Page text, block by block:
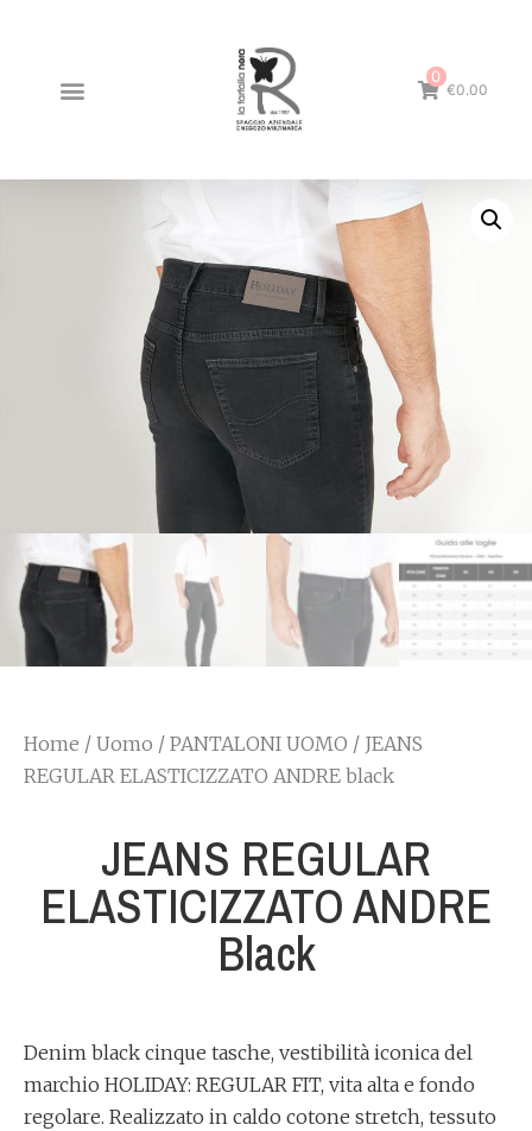
0
€0.00
Home / Uomo / PANTALONI UOMO / JEANS
REGULAR ELASTICIZZATO ANDRE black
JEANS REGULAR
ELASTICIZZATO ANDRE
Black
Denim black cinque tasche, vestibilità iconica del
marchio HOLIDAY: REGULAR FIT, vita alta e fondo
regolare. Realizzato in caldo cotone stretch, tessuto